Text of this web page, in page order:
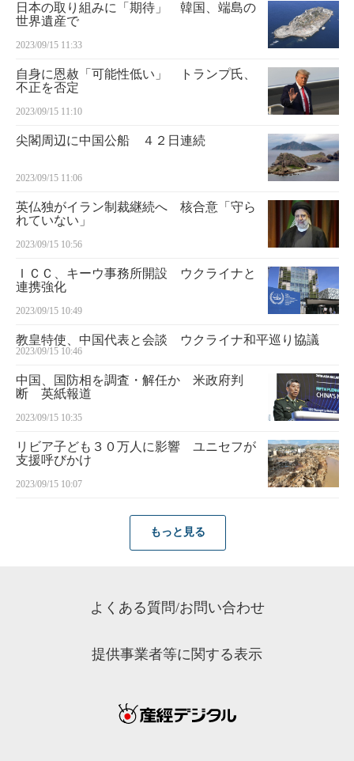
日本の取り組みに「期待」 韓国、端島の
世界遺産で
2023/09/15 11:33
自身に恩赦「可能性低い」 トランプ氏、
不正を否定
2023/09/15 11:10
尖閣周辺に中国公船 ４２日連続
2023/09/15 11:06
英仏独がイラン制裁継続へ 核合意「守ら
れていない」
2023/09/15 10:56
ＩＣＣ、キーウ事務所開設 ウクライナと
連携強化
2023/09/15 10:49
教皇特使、中国代表と会談 ウクライナ和平巡り協議
2023/09/15 10:46
中国、国防相を調査・解任か 米政府判
断 英紙報道
2023/09/15 10:35
リビア子ども３０万人に影響 ユニセフが
支援呼びかけ
2023/09/15 10:07
もっと見る
よくある質問/お問い合わせ
提供事業者等に関する表示